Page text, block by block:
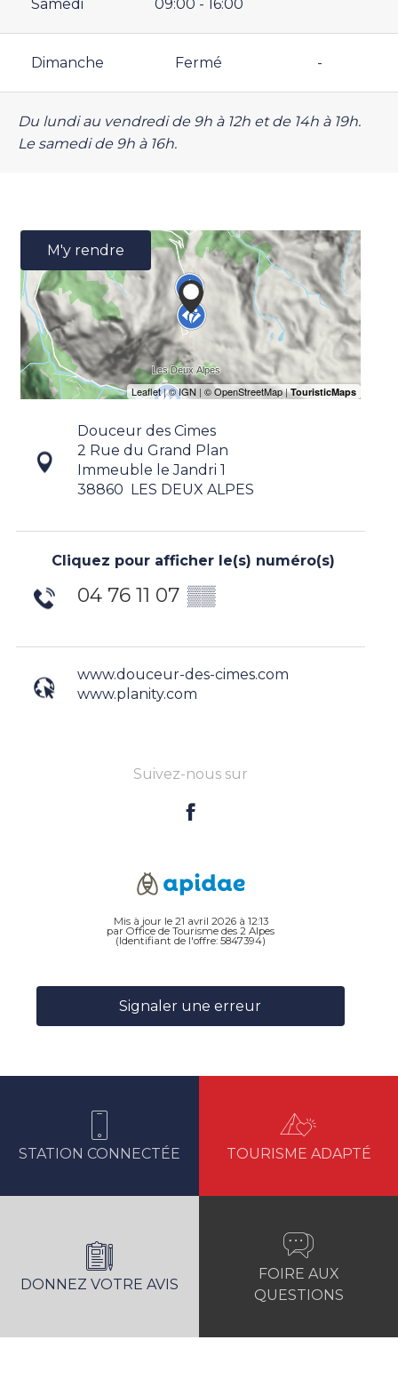
Samedi 09:00 - 16:00
Dimanche Fermé -
Du lundi au vendredi de 9h à 12h et de 14h à 19h.
Le samedi de 9h à 16h.
M'y rendre
Douceur des Cimes
2 Rue du Grand Plan
Immeuble le Jandri 1
38860
LES DEUX ALPES
Cliquez pour afficher le(s) numéro(s)
04 76 11 07 ▒▒
www.douceur-des-cimes.com
www.planity.com
Suivez-nous sur
Mis à jour le 21 avril 2026 à 12:13
par Office de Tourisme des 2 Alpes
(Identifiant de l'offre: 5847394)
Signaler une erreur
STATION CONNECTÉE TOURISME ADAPTÉ
DONNEZ VOTRE AVIS
FOIRE AUX
QUESTIONS